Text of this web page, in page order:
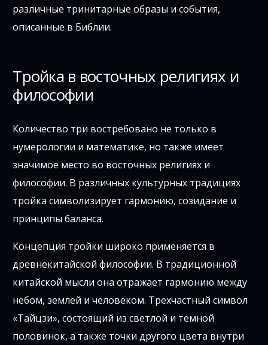
различные тринитарные образы и события,
описанные в Библии.
Тройка в восточных религиях и
философии
Количество три востребовано не только в
нумерологии и математике, но также имеет
значимое место во восточных религиях и
философии. В различных культурных традициях
тройка символизирует гармонию, созидание и
принципы баланса.
Концепция тройки широко применяется в
древнекитайской философии. В традиционной
китайской мысли она отражает гармонию между
небом, землей и человеком. Трехчастный символ
«Тайцзи», состоящий из светлой и темной
половинок, а также точки другого цвета внутри